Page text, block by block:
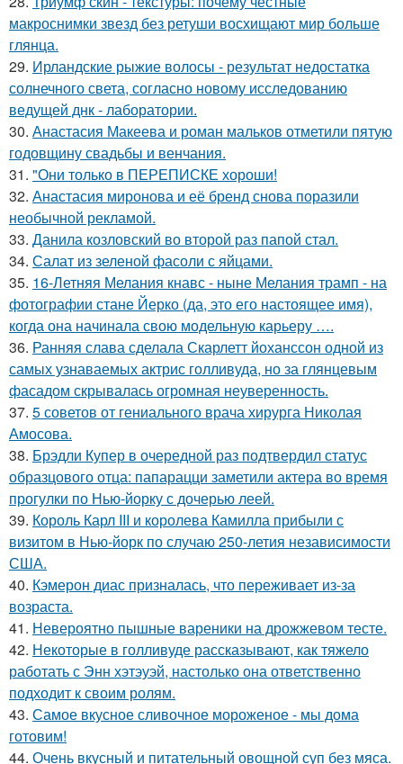
макроснимки звезд без ретуши восхищают мир больше
глянца.
29. Ирландские рыжие волосы - результат недостатка
солнечного света, согласно новому исследованию
ведущей днк - лаборатории.
30. Анастасия Макеева и роман мальков отметили пятую
годовщину свадьбы и венчания.
31. "Они только в ПЕРЕПИСКЕ хороши!
32. Анастасия миронова и её бренд снова поразили
необычной рекламой.
33. Данила козловский во второй раз папой стал.
34. Салат из зеленой фасоли с яйцами.
35. 16-Летняя Мелания кнавс - ныне Мелания трамп - на
фотографии стане Йерко (да, это его настоящее имя),
когда она начинала свою модельную карьеру ….
36. Ранняя слава сделала Скарлетт йоханссон одной из
самых узнаваемых актрис голливуда, но за глянцевым
фасадом скрывалась огромная неуверенность.
37. 5 советов от гениального врача хирурга Николая
Амосова.
38. Брэдли Купер в очередной раз подтвердил статус
образцового отца: папарацци заметили актера во время
прогулки по Нью-йорку с дочерью леей.
39. Король Карл III и королева Камилла прибыли с
визитом в Нью-йорк по случаю 250-летия независимости
США.
40. Кэмерон диас призналась, что переживает из-за
возраста.
41. Невероятно пышные вареники на дрожжевом тесте.
42. Некоторые в голливуде рассказывают, как тяжело
работать с Энн хэтэуэй, настолько она ответственно
подходит к своим ролям.
43. Самое вкусное сливочное мороженое - мы дома
готовим!
44. Очень вкусный и питательный овощной суп без мяса.